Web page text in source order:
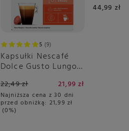
5 9
Kapsułki Nescafé
Dolce Gusto Lungo
22,49 zł 21,99 zł
Najniższa cena z 30 dni
przed obniżką: 21,99 zł
0%
44,99 zł